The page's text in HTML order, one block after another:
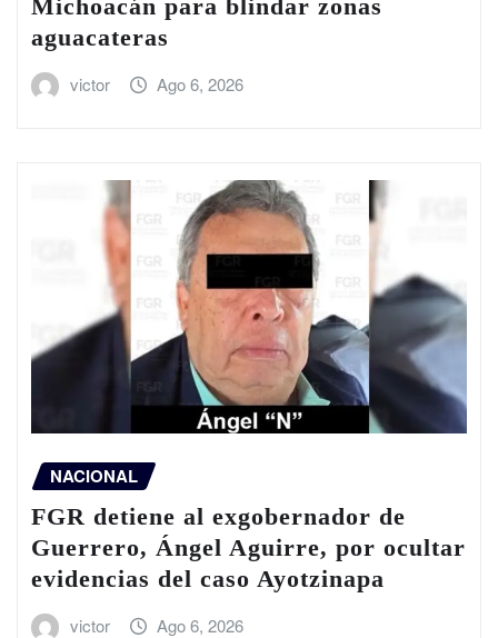
Michoacán para blindar zonas
aguacateras
victor Ago 6, 2026
NACIONAL
FGR detiene al exgobernador de
Guerrero, Ángel Aguirre, por ocultar
evidencias del caso Ayotzinapa
victor Ago 6, 2026